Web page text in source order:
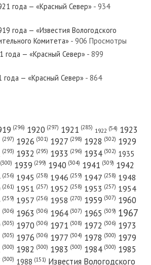
года — «Красный Север»
1918 года — «Известия
Исполнительного Комитета»...
года — «Красный Север»
года — «Красный Север»
года — «Красный Север» - 934
года — «Известия Вологодского
Комитета» - 906 Просмотры
года — «Красный Север» - 899
— «Красный Север» - 864
(296) 1920 (297) 1921 (285) 1922 (54) 1923
(297) 1926 (301) 1927 (298) 1928 (302) 1929
(293) 1932 (295) 1933 (296) 1934 (302) 1935
(300) 1939 (299) 1940 (304) 1941 (309) 1942
(256) 1945 (258) 1946 (259) 1947 (258) 1948
(261) 1951 (257) 1952 (258) 1953 (257) 1954
(259) 1957 (256) 1958 (270) 1959 (307) 1960
(306) 1963 (306) 1964 (307) 1965 (309) 1967
(305) 1970 (306) 1971 (308) 1972 (306) 1973
(305) 1976 (306) 1977 (304) 1978 (300) 1979
(300) 1982 (300) 1983 (300) 1984 (300) 1985
(300) 1988 (151) Известия Вологодского